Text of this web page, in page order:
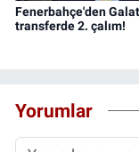
Fenerbahçe'den
transferde 2. çalım!
Yorumlar